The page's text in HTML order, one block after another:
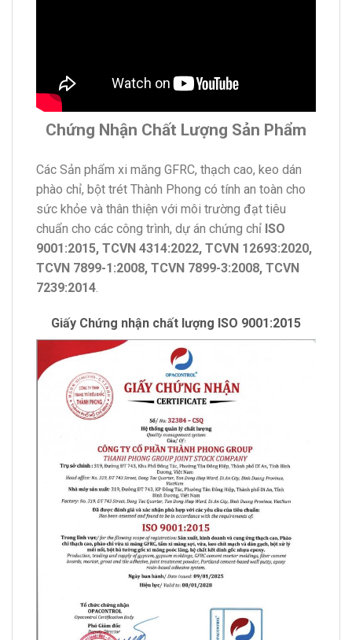
Chứng Nhận Chất Lượng Sản Phẩm
Các Sản phẩm xi măng GFRC, thạch cao, keo dán
phào chỉ, bột trét Thành Phong có tính an toàn cho
sức khỏe và thân thiện với môi trường đạt tiêu
chuẩn cho các công trình, dự án chứng chỉ ISO
9001:2015, TCVN 4314:2022, TCVN 12693:2020,
TCVN 7899-1:2008, TCVN 7899-3:2008, TCVN
7239:2014
Giấy Chứng nhận chất lượng ISO 9001:2015